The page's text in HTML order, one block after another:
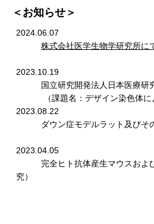
​＜お知らせ＞
2024.06.07
株式会社医学生物学研究所に
2023.10.19
国立研究開発法人日本医療研
（課題名：デザイン染⾊体によ
2023.08.22
ダウン症モデルラット及び
2023.04.05
完全ヒト抗体産生マウスおよ
究）